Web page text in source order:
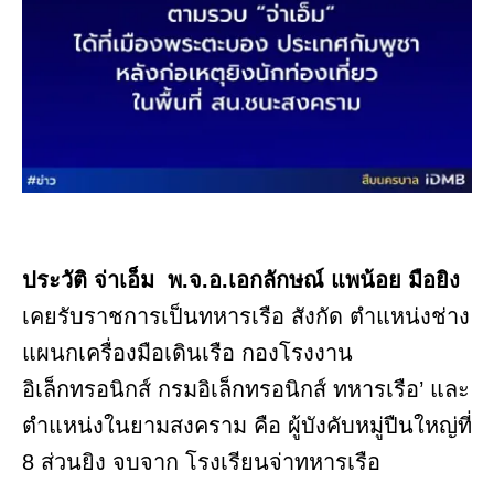
ประวัติ จ่าเอ็ม พ.จ.อ.เอกลักษณ์ แพน้อย มือยิง
เคยรับราชการเป็นทหารเรือ สังกัด ตำแหน่งช่าง
แผนกเครื่องมือเดินเรือ กองโรงงาน
อิเล็กทรอนิกส์ กรมอิเล็กทรอนิกส์ ทหารเรือ’ และ
ตำแหน่งในยามสงคราม คือ ผู้บังคับหมู่ปืนใหญ่ที่
8 ส่วนยิง จบจาก โรงเรียนจ่าทหารเรือ